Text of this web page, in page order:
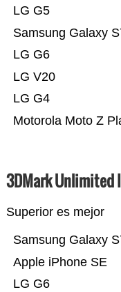
Motorola Moto Z
LG G4
LG V20
LG G6
Samsung Galaxy
LG G5
3DMark Unlimited
Superior es mejor
LG G6
Apple iPhone SE
Samsung Galaxy